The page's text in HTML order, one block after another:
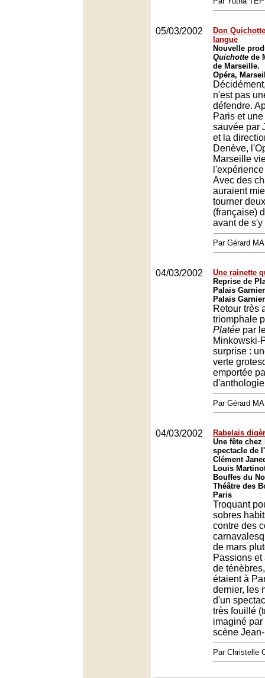
05/03/2002
Don
langue
Nouvelle
Quichotte de
de Marseille.
Opéra,
n'est pas
défendre.
Paris et
sauvée par
et la
Denève,
Marseille
Avec des
auraient
tourner
(française)
avant de s'y
Par Gérard
04/03/2002
Une rainette
Reprise de
Palais
Palais
Retour très
triomphale
Platée par
Minkowski-
surprise :
verte
emportée
Par Gérard
04/03/2002
Rabelais
Une fête chez
spectacle de
Clément
Louis
Bouffes du
Théâtre des
Paris
Troquant
sobres
contre des
de mars
Passions et
de
étaient à
dernier, les
d'un
très fouillé
imaginé par
scène
Par Christelle